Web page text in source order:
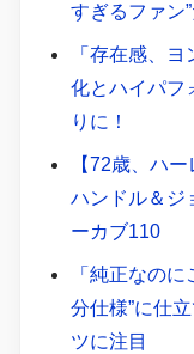
すぎるファン”
「存在感、
化とハイパフ
りに！
【72歳、ハ
ハンドル＆ジ
ーカブ110
「純正なの
分仕様”に仕
ツに注目